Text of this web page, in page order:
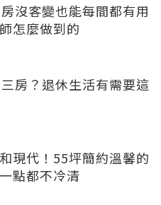
沒客變也能每間都有用
怎麼做到的
房？退休生活有需要這
現代！55坪簡約溫馨的
點都不冷清